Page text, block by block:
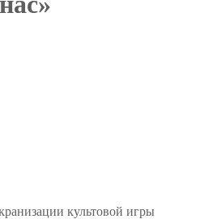
культовой игры